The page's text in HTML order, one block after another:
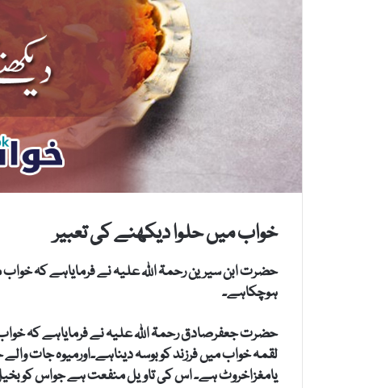
خواب میں حلوا دیکھنے کی تعبیر
حضرت ابن سیرین رحمۃ اللہ علیہ نے فرمایاہے کہ خواب
ہوچکاہے۔
حضرت جعفرصادق رحمۃ اللہ علیہ نے فرمایاہے کہ
لقمہ خواب میں فرزند کو بوسہ دیناہے۔اورمیوہ جات
یامغزاخروٹ ہے۔ اس کی تاویل منفعت ہے جواس